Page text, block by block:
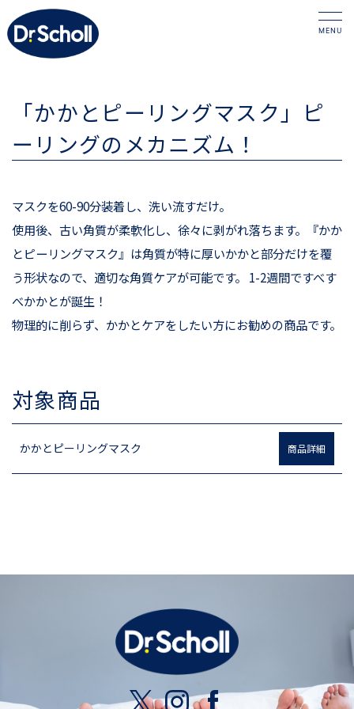
「かかとピーリングマスク」ピ
ーリングのメカニズム！
マスクを60-90分装着し、洗い流すだけ。
使用後、古い角質が柔軟化し、徐々に剥がれ落ちます。『かか
とピーリングマスク』は角質が特に厚いかかと部分だけを覆
う形状なので、適切な角質ケアが可能です。 1-2週間ですべす
べかかとが誕生！
物理的に削らず、かかとケアをしたい方にお勧めの商品です。
対象商品
かかとピーリングマスク 商品詳細